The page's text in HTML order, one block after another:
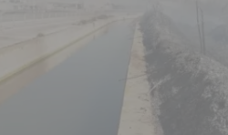
euros en Pilar de la Horadada
Desfile de Disfraces y Carrozas
abrirá en septiembre el último plazo de